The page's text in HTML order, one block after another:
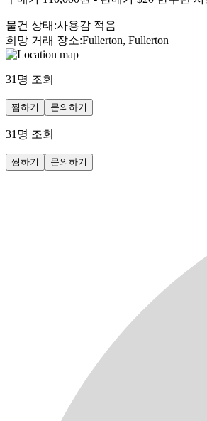
물건 상태 :사용감 적음
희망 거래 장소:Fullerton, Fullerton
31 명 조회
찜하기 문의하기
31 명 조회
찜하기 문의하기